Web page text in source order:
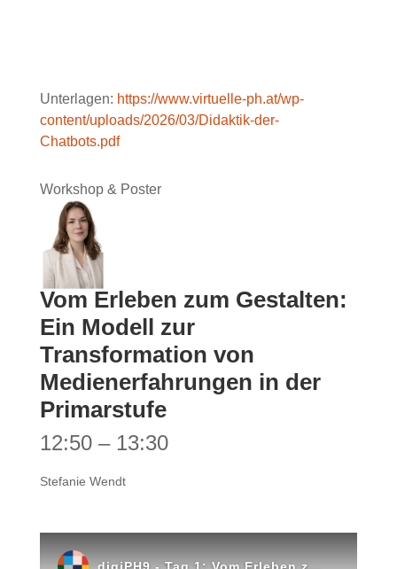
Unterlagen: https://www.virtuelle-ph.at/wp-
content/uploads/2026/03/Didaktik-der-
Chatbots.pdf
Workshop & Poster
Vom Erleben zum Gestalten:
Ein Modell zur
Transformation von
Medienerfahrungen in der
Primarstufe
12:50 – 13:30
Stefanie Wendt